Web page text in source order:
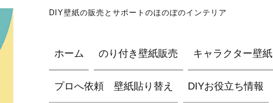
DIY壁紙の販売とサポートのほのぼのインテリア
ホーム のり付き壁紙販売 キャラクター壁紙
プロへ依頼 壁紙貼り替え DIYお役立ち情報